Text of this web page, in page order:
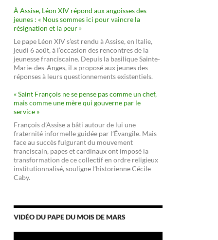
À Assise, Léon XIV répond aux angoisses des
jeunes : « Nous sommes ici pour vaincre la
résignation et la peur »
Le pape Léon XIV s’est rendu à Assise, en Italie,
jeudi 6 août, à l’occasion des rencontres de la
jeunesse franciscaine. Depuis la basilique Sainte-
Marie-des-Anges, il a proposé aux jeunes des
réponses à leurs questionnements existentiels.
« Saint François ne se pense pas comme un chef,
mais comme une mère qui gouverne par le
service »
François d’Assise a bâti autour de lui une
fraternité informelle guidée par l’Évangile. Mais
face au succès fulgurant du mouvement
franciscain, papes et cardinaux ont imposé la
transformation de ce collectif en ordre religieux
institutionnalisé, souligne l’historienne Cécile
Caby.
VIDÉO DU PAPE DU MOIS DE MARS